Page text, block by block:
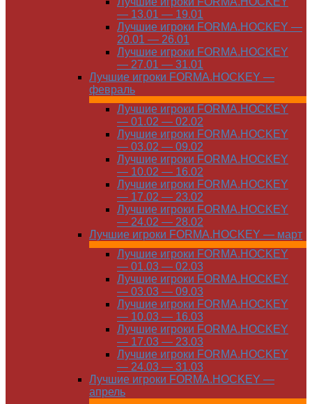
— 13.01 — 19.01
Лучшие игроки FORMA.HOCKEY —
20.01 — 26.01
Лучшие игроки FORMA.HOCKEY
— 27.01 — 31.01
Лучшие игроки FORMA.HOCKEY —
февраль
Лучшие игроки FORMA.HOCKEY
— 01.02 — 02.02
Лучшие игроки FORMA.HOCKEY
— 03.02 — 09.02
Лучшие игроки FORMA.HOCKEY
— 10.02 — 16.02
Лучшие игроки FORMA.HOCKEY
— 17.02 — 23.02
Лучшие игроки FORMA.HOCKEY
— 24.02 — 28.02
Лучшие игроки FORMA.HOCKEY — март
Лучшие игроки FORMA.HOCKEY
— 01.03 — 02.03
Лучшие игроки FORMA.HOCKEY
— 03.03 — 09.03
Лучшие игроки FORMA.HOCKEY
— 10.03 — 16.03
Лучшие игроки FORMA.HOCKEY
— 17.03 — 23.03
Лучшие игроки FORMA.HOCKEY
— 24.03 — 31.03
Лучшие игроки FORMA.HOCKEY —
апрель